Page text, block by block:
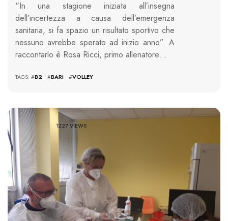
“In una stagione iniziata all’insegna
dell’incertezza a causa dell’emergenza
sanitaria, si fa spazio un risultato sportivo che
nessuno avrebbe sperato ad inizio anno”. A
raccontarlo è Rosa Ricci, primo allenatore…
TAGS: #B2 #BARI #VOLLEY
1227 VIEWS